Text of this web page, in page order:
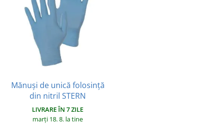
Mănuși de unică folosință
din nitril STERN
LIVRARE ÎN 7 ZILE
marți 18. 8. la tine